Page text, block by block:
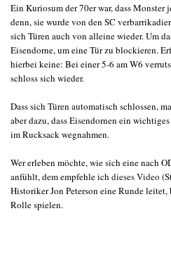
Ein Kuriosum der 70er war, dass Monster
denn, sie wurde von den SC
sich Türen auch von alleine wieder. Um
Eisendorne, um eine Tür zu blockieren.
hierbei keine: Bei einer 5-6 am W6
schloss sich wieder.
Dass sich Türen automatisch schlossen,
aber dazu, dass Eisendornen ein
im Rucksack wegnahmen.
Wer erleben möchte, wie sich eine nach
anfühlt, dem empfehle ich dieses Video
Historiker Jon Peterson eine Runde
Rolle spielen.